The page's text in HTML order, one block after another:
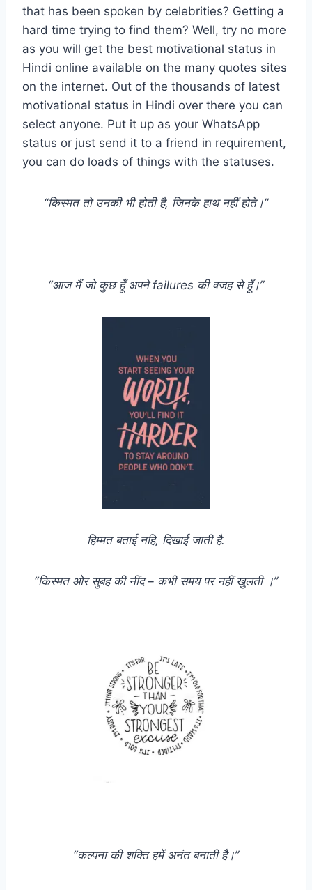
that has been spoken by celebrities? Getting a
hard time trying to find them? Well, try no more
as you will get the best motivational status in
Hindi online available on the many quotes sites
on the internet. Out of the thousands of latest
motivational status in Hindi over there you can
select anyone. Put it up as your WhatsApp
status or just send it to a friend in requirement,
you can do loads of things with the statuses.
“किस्मत तो उनकी भी होती है, जिनके हाथ नहीं होते।”
“आज मैं जो कुछ हूँ अपने failures की वजह से हूँ।”
हिम्मत बताई नहि, दिखाई जाती है.
“किस्मत ओर सुबह की नींद – कभी समय पर नहीं खुलती ।”
“कल्पना की शक्ति हमें अनंत बनाती है।”